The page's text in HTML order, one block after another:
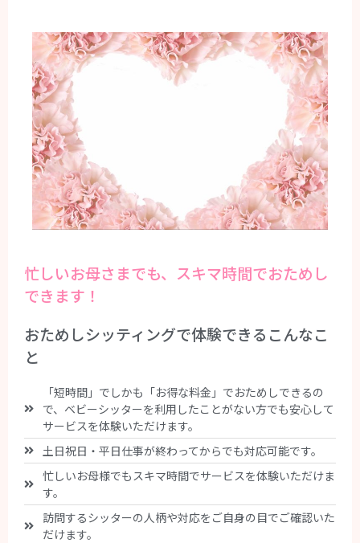
忙しいお母さまでも、スキマ時間でおためし
できます！
おためしシッティングで体験できるこんなこ
と
「短時間」でしかも「お得な料金」でおためしできるの
で、ベビーシッターを利用したことがない方でも安心して
サービスを体験いただけます。
土日祝日・平日仕事が終わってからでも対応可能です。
忙しいお母様でもスキマ時間でサービスを体験いただけま
す。
訪問するシッターの人柄や対応をご自身の目でご確認いた
だけます。